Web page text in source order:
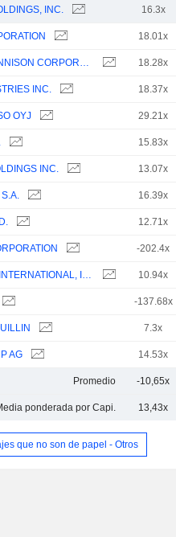
INC. 16.3x
18.01x
AVERY DENNISON CORPORATION 18.28x
INC. 18.37x
OYJ 29.21x
15.83x
INC. 13.07x
16.39x
12.71x
-202.4x
FUJI SEAL INTERNATIONAL, INC. 10.94x
-137.68x
7.3x
AG 14.53x
Promedio -10,65x
ponderada por Capi. 13,43x
que no son de papel - Otros